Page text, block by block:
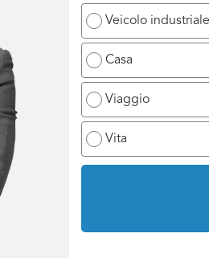
Veicolo
Casa
Viaggio
Vita